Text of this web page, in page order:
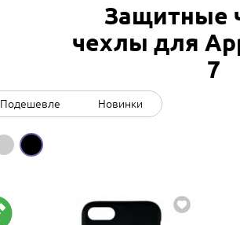
Защитные
чехлы для
7
Подешевле Новинки